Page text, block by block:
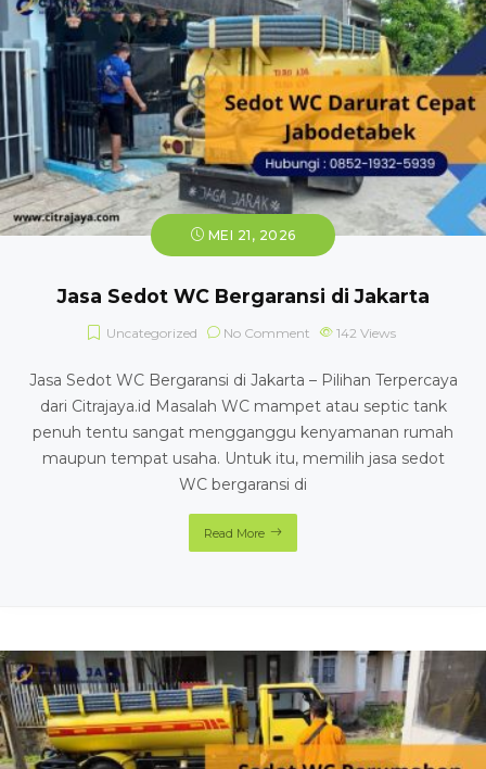
MEI 21, 2026
Jasa Sedot WC Bergaransi di Jakarta
Uncategorized No Comment 142 Views
Jasa Sedot WC Bergaransi di Jakarta – Pilihan Terpercaya
dari Citrajaya.id Masalah WC mampet atau septic tank
penuh tentu sangat mengganggu kenyamanan rumah
maupun tempat usaha. Untuk itu, memilih jasa sedot
WC bergaransi di
Read More